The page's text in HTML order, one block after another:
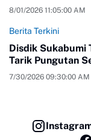
8/01/2026 11:05:00 AM
Berita Terkini
Disdik Sukabumi
Tarik Pungutan
7/30/2026 09:30:00 AM